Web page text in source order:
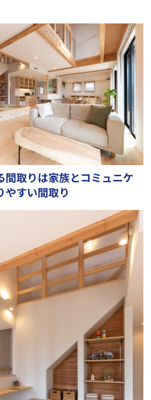
間取りは家族とコミュニケ
やすい間取り